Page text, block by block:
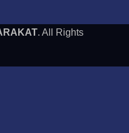
. All Rights